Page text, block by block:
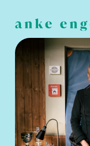
Inhalt
springen